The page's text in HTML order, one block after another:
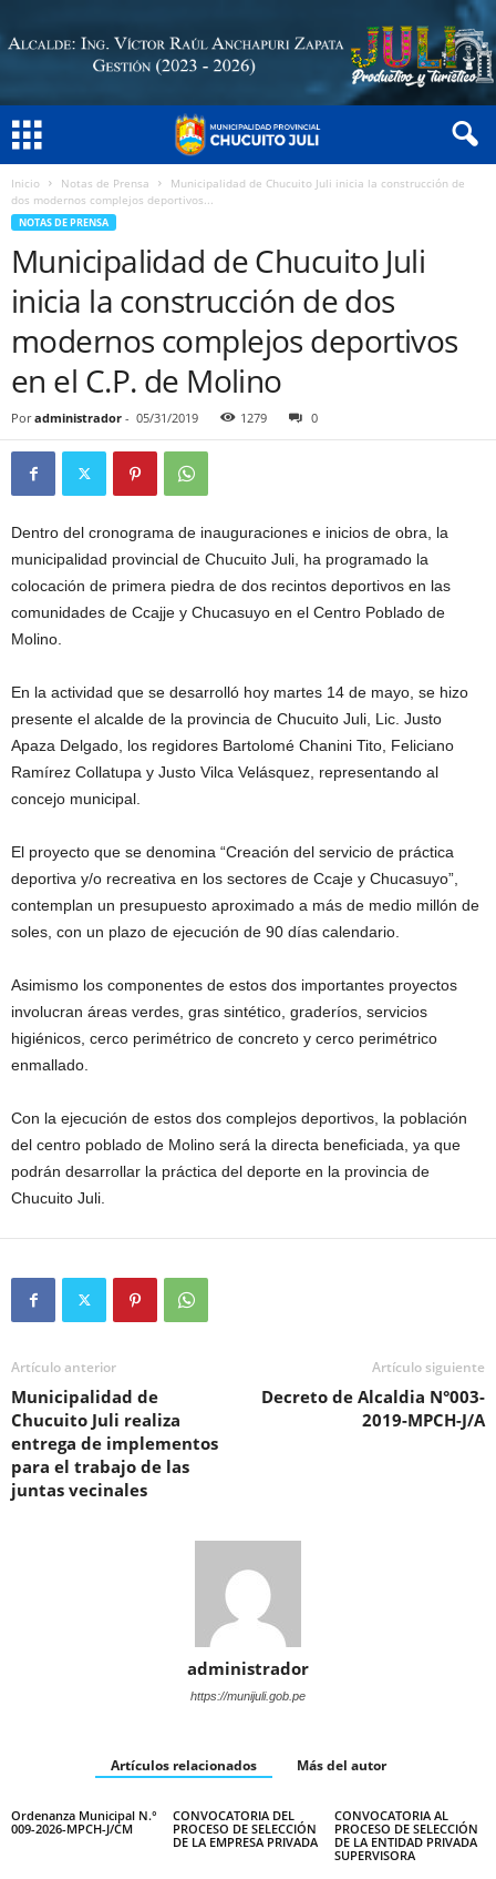
Inicio Notas de Prensa
Municipalidad de Chucuito Juli inicia la construcción de
dos modernos complejos deportivos...
NOTAS DE PRENSA
Municipalidad de Chucuito Juli
inicia la construcción de dos
modernos complejos deportivos
en el C.P. de Molino
Por administrador - 05/31/2019 1279 0
Dentro del cronograma de inauguraciones e inicios de obra, la
municipalidad provincial de Chucuito Juli, ha programado la
colocación de primera piedra de dos recintos deportivos en las
comunidades de Ccajje y Chucasuyo en el Centro Poblado de
Molino.
En la actividad que se desarrolló hoy martes 14 de mayo, se hizo
presente el alcalde de la provincia de Chucuito Juli, Lic. Justo
Apaza Delgado, los regidores Bartolomé Chanini Tito, Feliciano
Ramírez Collatupa y Justo Vilca Velásquez, representando al
concejo municipal.
El proyecto que se denomina “Creación del servicio de práctica
deportiva y/o recreativa en los sectores de Ccaje y Chucasuyo”,
contemplan un presupuesto aproximado a más de medio millón de
soles, con un plazo de ejecución de 90 días calendario.
Asimismo los componentes de estos dos importantes proyectos
involucran áreas verdes, gras sintético, graderíos, servicios
higiénicos, cerco perimétrico de concreto y cerco perimétrico
enmallado.
Con la ejecución de estos dos complejos deportivos, la población
del centro poblado de Molino será la directa beneficiada, ya que
podrán desarrollar la práctica del deporte en la provincia de
Chucuito Juli.
Artículo anterior
Municipalidad de
Chucuito Juli realiza
entrega de implementos
para el trabajo de las
juntas vecinales
Artículo siguiente
Decreto de Alcaldia N°003-
2019-MPCH-J/A
administrador
https://munijuli.gob.pe
Artículos relacionados Más del autor
Ordenanza Municipal N.°
009-2026-MPCH-J/CM
CONVOCATORIA DEL
PROCESO DE SELECCIÓN
DE LA EMPRESA PRIVADA
CONVOCATORIA AL
PROCESO DE SELECCIÓN
DE LA ENTIDAD PRIVADA
SUPERVISORA